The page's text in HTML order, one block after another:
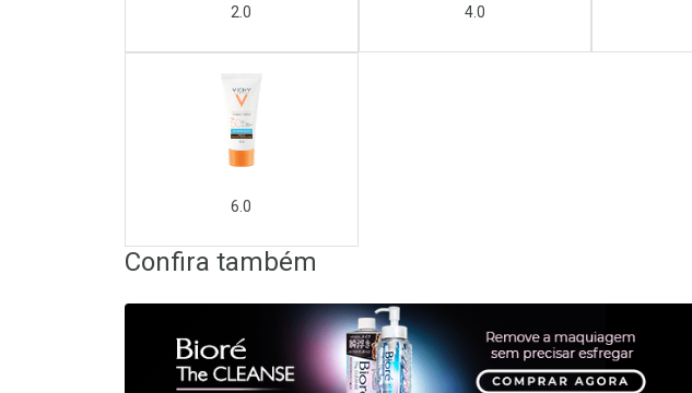
2.0 4.0
6.0
Confira também